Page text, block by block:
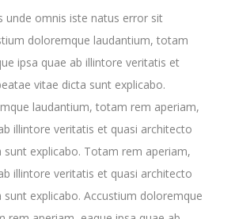
unde omnis iste natus error sit
doloremque laudantium, totam
ipsa quae ab illintore veritatis et
vitae dicta sunt explicabo.
laudantium, totam rem aperiam,
illintore veritatis et quasi architecto
sunt explicabo. Totam rem aperiam,
illintore veritatis et quasi architecto
sunt explicabo. Accustium doloremque